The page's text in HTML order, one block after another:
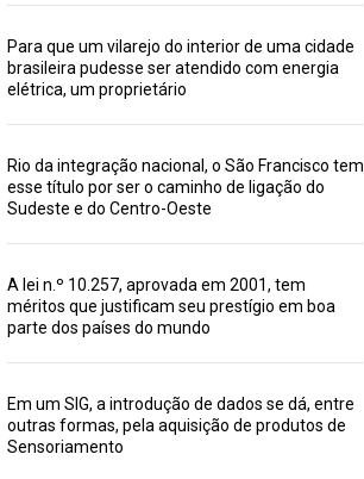
Para que um vilarejo do interior de uma cidade
brasileira pudesse ser atendido com energia
elétrica, um proprietário
Rio da integração nacional, o São Francisco tem
esse título por ser o caminho de ligação do
Sudeste e do Centro-Oeste
A lei n.º 10.257, aprovada em 2001, tem
méritos que justificam seu prestígio em boa
parte dos países do mundo
Em um SIG, a introdução de dados se dá, entre
outras formas, pela aquisição de produtos de
Sensoriamento